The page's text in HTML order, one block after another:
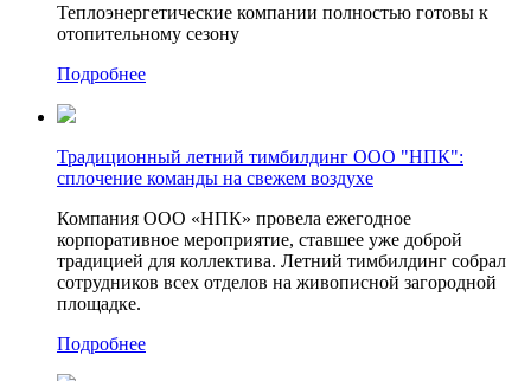
Теплоэнергетические компании полностью готовы к
отопительному сезону
Подробнее
Традиционный летний тимбилдинг ООО "НПК":
сплочение команды на свежем воздухе
Компания ООО «НПК» провела ежегодное
корпоративное мероприятие, ставшее уже доброй
традицией для коллектива. Летний тимбилдинг собрал
сотрудников всех отделов на живописной загородной
площадке.
Подробнее